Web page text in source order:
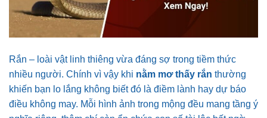
Rắn – loài vật linh thiêng vừa đáng sợ trong tiềm thức
nhiều người. Chính vì vậy khi nằm mơ thấy rắn thường
khiến bạn lo lắng không biết đó là điềm lành hay dự báo
điều không may. Mỗi hình ảnh trong mộng đều mang tầng ý